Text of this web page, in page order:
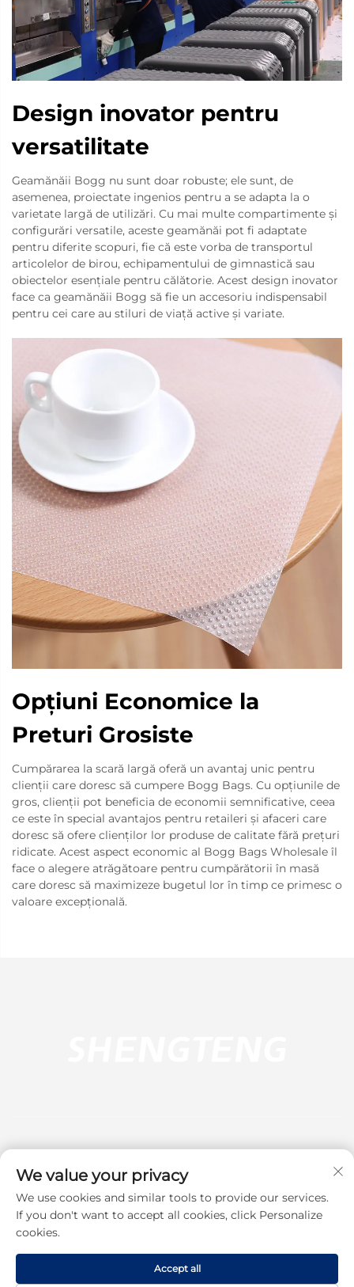
Design inovator pentru
versatilitate
Geamănăii Bogg nu sunt doar robuste; ele sunt, de
asemenea, proiectate ingenios pentru a se adapta la o
varietate largă de utilizări. Cu mai multe compartimente și
configurări versatile, aceste geamănăi pot fi adaptate
pentru diferite scopuri, fie că este vorba de transportul
articolelor de birou, echipamentului de gimnastică sau
obiectelor esențiale pentru călătorie. Acest design inovator
face ca geamănăii Bogg să fie un accesoriu indispensabil
pentru cei care au stiluri de viață active și variate.
Opțiuni Economice la
Preturi Grosiste
Cumpărarea la scară largă oferă un avantaj unic pentru
clienții care doresc să cumpere Bogg Bags. Cu opțiunile de
gros, clienții pot beneficia de economii semnificative, ceea
ce este în special avantajos pentru retaileri și afaceri care
doresc să ofere clienților lor produse de calitate fără prețuri
ridicate. Acest aspect economic al Bogg Bags Wholesale îl
face o alegere atrăgătoare pentru cumpărătorii în masă
care doresc să maximizeze bugetul lor în timp ce primesc o
valoare excepțională.
Abonați-vă
Drepturi de autor © 2025 Dongguan Shengteng Plastic Hardware
Products Co., Ltd. Toate drepturile rezervate.
We value your privacy
We use cookies and similar tools to provide our services.
If you don't want to accept all cookies, click Personalize
cookies.
Accept all